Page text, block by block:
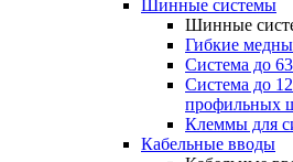
Шинные системы
Шинные
Гибкие
Система до
Система до
профильных
Клеммы для
Кабельные вводы